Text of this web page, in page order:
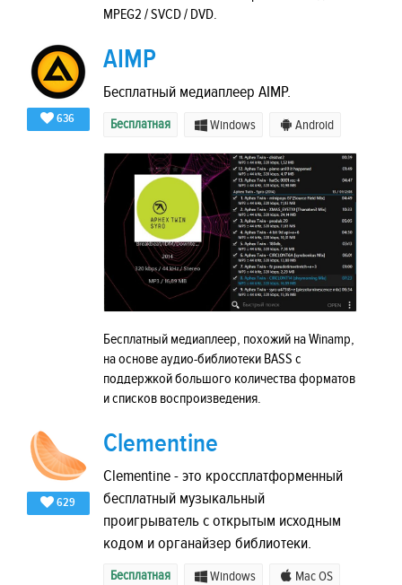
MPEG2 / SVCD / DVD.
636
AIMP
Бесплатный медиаплеер AIMP.
Бесплатная Windows Android
Бесплатный медиаплеер, похожий на Winamp,
на основе аудио-библиотеки BASS с
поддержкой большого количества форматов
и списков воспроизведения.
629
Clementine
Clementine - это кроссплатформенный
бесплатный музыкальный
проигрыватель с открытым исходным
кодом и органайзер библиотеки.
Бесплатная Windows Mac OS